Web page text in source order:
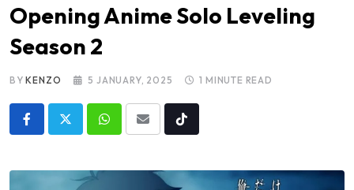
Opening Anime Solo Leveling
Season 2
BYKENZO 5 JANUARY, 2025 1 MINUTE READ
Whatsapp
Share
Email
Tiktok